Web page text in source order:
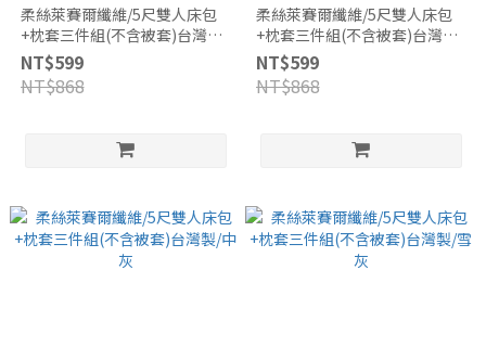
柔絲萊賽爾纖維/5尺雙人床包
+枕套三件組(不含被套)台灣製/
灰褐
NT$599
NT$868
柔絲萊賽爾纖維/5尺雙人床包
+枕套三件組(不含被套)台灣製/
褪丹寧
NT$599
NT$868